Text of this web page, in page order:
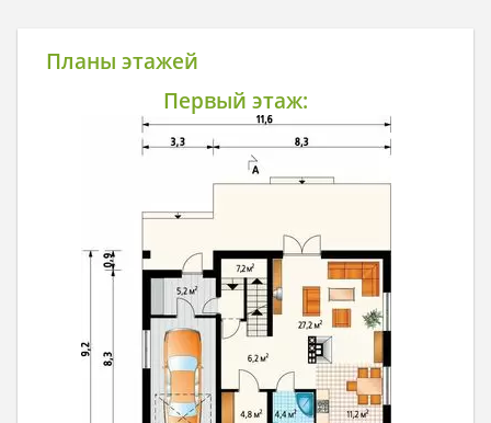
Планы этажей
Первый этаж: